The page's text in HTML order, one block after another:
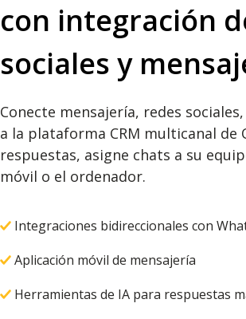
con integración
sociales y
Conecte mensajería, redes
a la plataforma CRM multicanal de
respuestas, asigne chats a su
móvil o el ordenador.
Integraciones bidireccionales con
Aplicación móvil de mensajería
Herramientas de IA para respuestas